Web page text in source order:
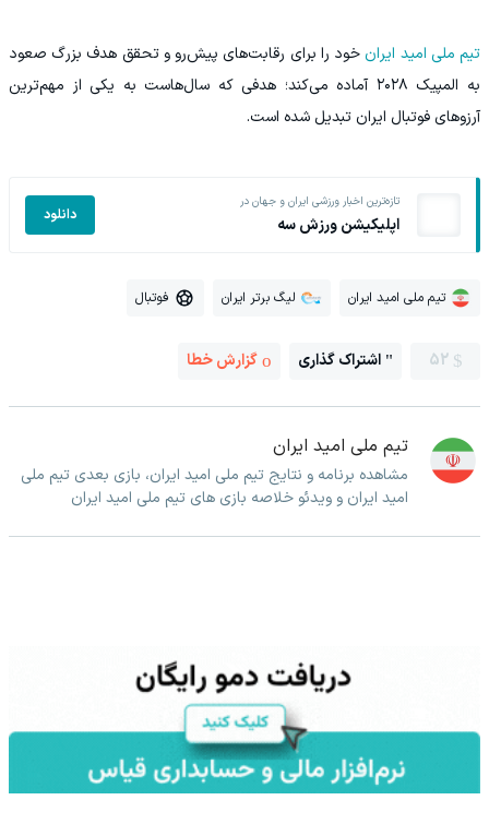
تیم ملی امید ایرانخود را برای رقابت‌های پیش‌رو و تحقق هدف بزرگ صعود
به المپیک ۲۰۲۸ آماده می‌کند؛ هدفی که سال‌هاست به یکی از مهم‌ترین
آرزوهای فوتبال ایران تبدیل شده است.
تازه‌ترین اخبار ورزشی ایران و جهان در
اپلیکیشن ورزش سه دانلود
تیم ملی امید ایران لیگ برتر ایران فوتبال
52 اشتراک گذاری گزارش خطا
تیم ملی امید ایران
مشاهده برنامه و نتایج تیم ملی امید ایران، بازی بعدی تیم ملی
امید ایران و ویدئو خلاصه بازی های تیم ملی امید ایران